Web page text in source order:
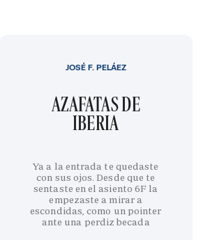
AZAFATAS DE
IBERIA
Ya a la entrada te quedaste
con sus ojos. Desde que te
sentaste en el asiento 6F la
empezaste a mirar a
escondidas, como un pointer
ante una perdiz becada
JOSÉ F. PELÁEZ